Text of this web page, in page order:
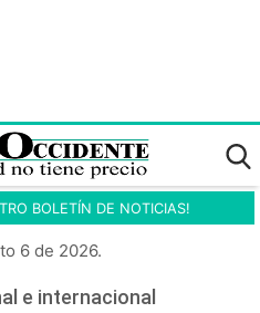
BOLETÍN DE NOTICIAS!
6 de 2026.
e internacional